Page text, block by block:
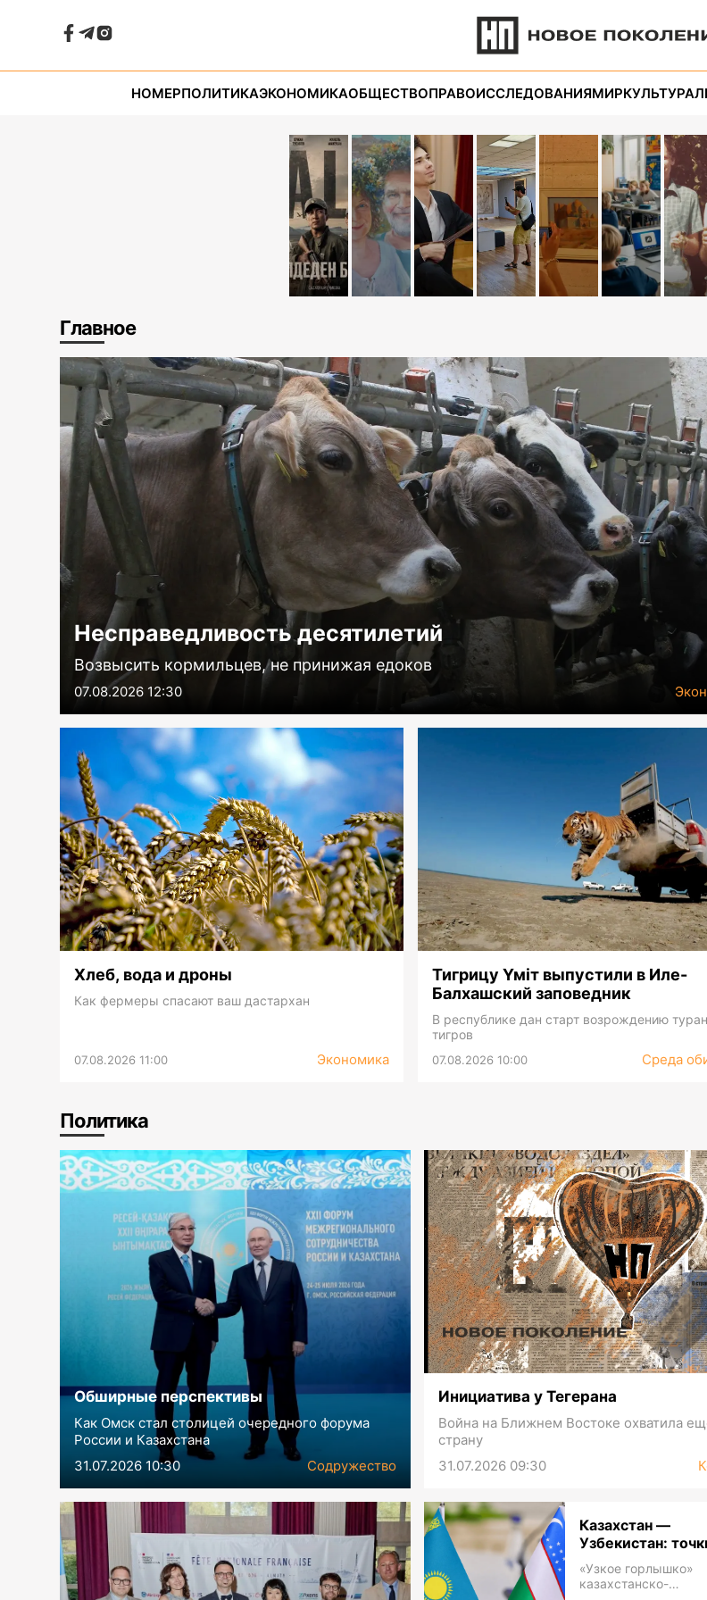
НОМЕРПОЛИТИКАЭКОНОМИКАОБЩЕСТВОПРАВОИССЛЕДОВАНИЯМИРКУЛЬТУРА
Главное
Несправедливость десятилетий
Возвысить кормильцев, не принижая едоков
07.08.2026 12:30
Хлеб, вода и дроны
Как фермеры спасают ваш дастархан
07.08.2026 11:00 Экономика
Тигрицу Үміт выпустили в Иле-
Балхашский заповедник
В республике дан старт возрождению
тигров
07.08.2026 10:00 Среда
Политика
Обширные перспективы
Как Омск стал столицей очередного форума
России и Казахстана
31.07.2026 10:30
Содружество
Инициатива у Тегерана
Война на Ближнем Востоке охватила
страну
31.07.2026 09:30
Казахстан —
Узбекистан:
«Узкое горлышко»
казахстанско-